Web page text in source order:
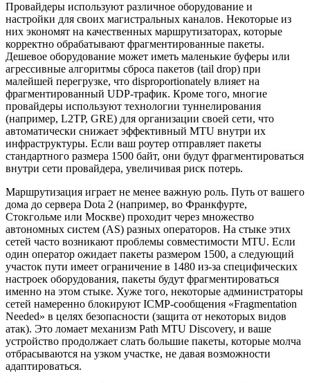
Провайдеры используют различное оборудование и
настройки для своих магистральных каналов. Некоторые из
них экономят на качественных маршрутизаторах, которые
корректно обрабатывают фрагментированные пакеты.
Дешевое оборудование может иметь маленькие буферы или
агрессивные алгоритмы сброса пакетов (tail drop) при
малейшей перегрузке, что disproportionately влияет на
фрагментированный UDP-трафик. Кроме того, многие
провайдеры используют технологии туннелирования
(например, L2TP, GRE) для организации своей сети, что
автоматически снижает эффективный MTU внутри их
инфраструктуры. Если ваш роутер отправляет пакеты
стандартного размера 1500 байт, они будут фрагментироваться
внутри сети провайдера, увеличивая риск потерь.
Маршрутизация играет не менее важную роль. Путь от вашего
дома до сервера Dota 2 (например, во Франкфурте,
Стокгольме или Москве) проходит через множество
автономных систем (AS) разных операторов. На стыке этих
сетей часто возникают проблемы совместимости MTU. Если
один оператор ожидает пакеты размером 1500, а следующий
участок пути имеет ограничение в 1480 из-за специфических
настроек оборудования, пакеты будут фрагментироваться
именно на этом стыке. Хуже того, некоторые администраторы
сетей намеренно блокируют ICMP-сообщения «Fragmentation
Needed» в целях безопасности (защита от некоторых видов
атак). Это ломает механизм Path MTU Discovery, и ваше
устройство продолжает слать большие пакеты, которые молча
отбрасываются на узком участке, не давая возможности
адаптироваться.